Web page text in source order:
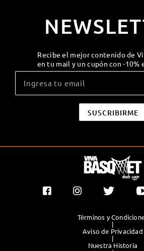
Recibe el mejor contenido de
en tu mail y un cupón con -10%
Términos y
|
Aviso de Privacidad
|
Nuestra Historia